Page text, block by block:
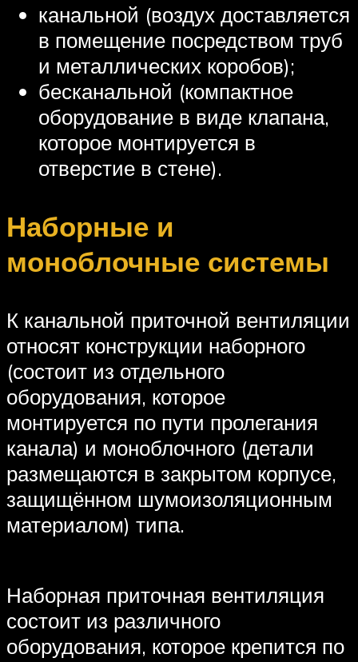
канальной (воздух доставляется
в помещение посредством труб
и металлических коробов);
бесканальной (компактное
оборудование в виде клапана,
которое монтируется в
отверстие в стене).
Наборные и
моноблочные системы
К канальной приточной вентиляции
относят конструкции наборного
(состоит из отдельного
оборудования, которое
монтируется по пути пролегания
канала) и моноблочного (детали
размещаются в закрытом корпусе,
защищённом шумоизоляционным
материалом) типа.
Наборная приточная вентиляция
состоит из различного
оборудования, которое крепится по